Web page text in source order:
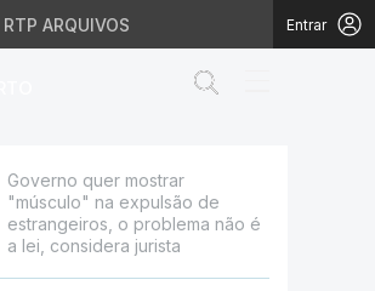
RTP ARQUIVOS Entrar
Governo quer mostrar
"músculo" na expulsão de
estrangeiros, o problema não é
a lei, considera jurista